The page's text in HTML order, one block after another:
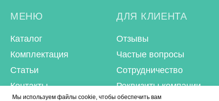
Мы используем файлы cookie, чтобы обеспечить вам